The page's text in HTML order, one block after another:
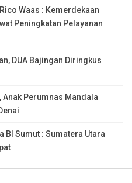
Waas : Kemerdekaan
Peningkatan Pelayanan
DUA Bajingan Diringkus
Anak Perumnas Mandala
BI Sumut : Sumatera Utara